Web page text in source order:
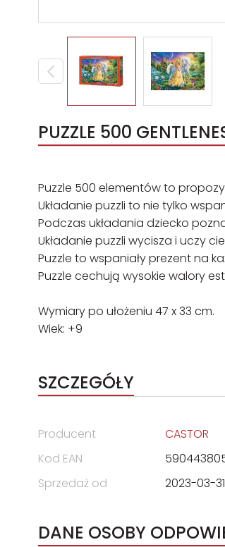
PUZZLE 500
Puzzle 500 elementów to
Układanie puzzli to nie tylko
Podczas układania dziecko
Układanie puzzli wycisza i uczy
Puzzle to wspaniały prezent na
Puzzle cechują wysokie walory
Wymiary po ułożeniu 47 x 33 cm.
Wiek: +9
SZCZEGÓŁY
Producent
CASTOR
Kod EAN
Sprzedaż od
2023-03-31
DANE OSOBY